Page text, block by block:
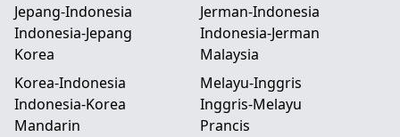
Jepang-Indonesia
Indonesia-Jepang
Jerman-Indonesia
Indonesia-Jerman
Korea
Korea-Indonesia
Indonesia-Korea
Malaysia
Melayu-Inggris
Inggris-Melayu
Mandarin
Prancis